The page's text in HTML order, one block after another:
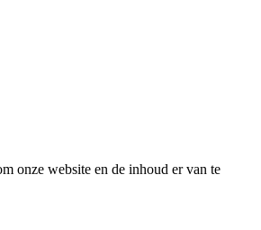
onze website en de inhoud er van te